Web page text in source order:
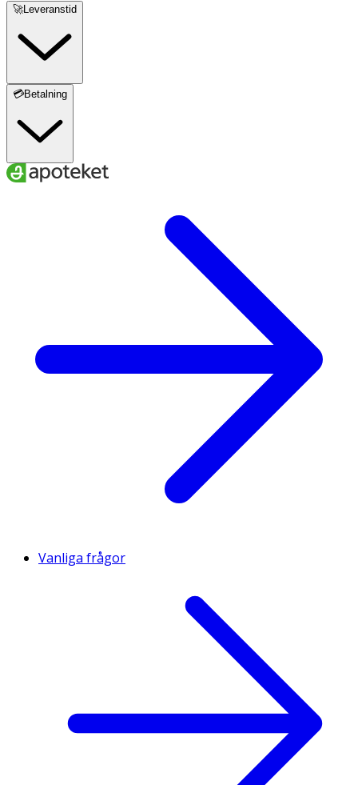
🚀Leveranstid
💳Betalning
Vanliga frågor